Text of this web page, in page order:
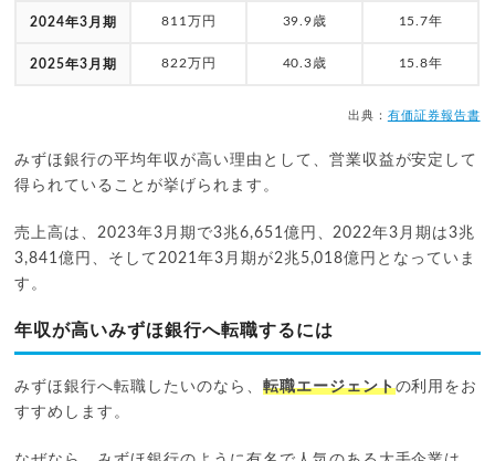
2024年3月期 811万円 39.9歳 15.7年
2025年3月期 822万円 40.3歳 15.8年
出典： 有価証券報告書
みずほ銀行の平均年収が高い理由として、営業収益が安定して
得られていることが挙げられます。
売上高は、2023年3月期で3兆6,651億円、2022年3月期は3兆
3,841億円、そして2021年3月期が2兆5,018億円となっていま
す。
年収が高いみずほ銀行へ転職するには
みずほ銀行へ転職したいのなら、 転職エージェントの利用をお
すすめします。